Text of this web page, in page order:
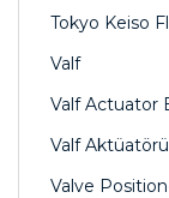
Tokyo Keiso
Valf
Valf Actuator
Valf Aktüatörü
Valve